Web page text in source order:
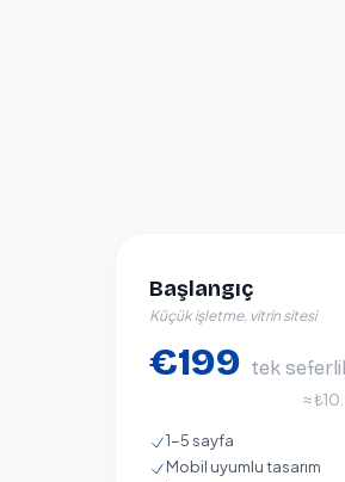
Başlangıç
Küçük işletme, vitrin sitesi
€199 tek
≈
1-5 sayfa
Mobil uyumlu tasarım